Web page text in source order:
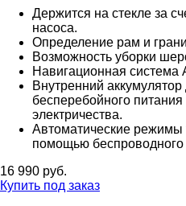
Держится на стекле за
насоса.
Определение рам и
Возможность уборки
Навигационная система
Внутренний
бесперебойного
электричества.
Автоматические режимы
помощью беспроводного
16 990 руб.
Купить под заказ